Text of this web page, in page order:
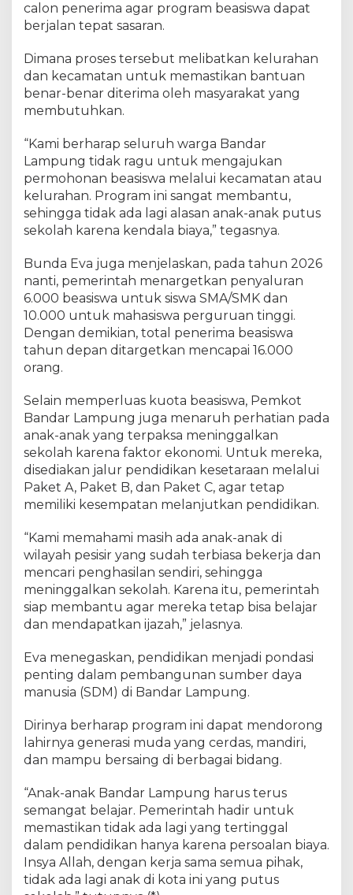
calon penerima agar program beasiswa dapat
berjalan tepat sasaran.
Dimana proses tersebut melibatkan kelurahan
dan kecamatan untuk memastikan bantuan
benar-benar diterima oleh masyarakat yang
membutuhkan.
“Kami berharap seluruh warga Bandar
Lampung tidak ragu untuk mengajukan
permohonan beasiswa melalui kecamatan atau
kelurahan. Program ini sangat membantu,
sehingga tidak ada lagi alasan anak-anak putus
sekolah karena kendala biaya,” tegasnya.
Bunda Eva juga menjelaskan, pada tahun 2026
nanti, pemerintah menargetkan penyaluran
6.000 beasiswa untuk siswa SMA/SMK dan
10.000 untuk mahasiswa perguruan tinggi.
Dengan demikian, total penerima beasiswa
tahun depan ditargetkan mencapai 16.000
orang.
Selain memperluas kuota beasiswa, Pemkot
Bandar Lampung juga menaruh perhatian pada
anak-anak yang terpaksa meninggalkan
sekolah karena faktor ekonomi. Untuk mereka,
disediakan jalur pendidikan kesetaraan melalui
Paket A, Paket B, dan Paket C, agar tetap
memiliki kesempatan melanjutkan pendidikan.
“Kami memahami masih ada anak-anak di
wilayah pesisir yang sudah terbiasa bekerja dan
mencari penghasilan sendiri, sehingga
meninggalkan sekolah. Karena itu, pemerintah
siap membantu agar mereka tetap bisa belajar
dan mendapatkan ijazah,” jelasnya.
Eva menegaskan, pendidikan menjadi pondasi
penting dalam pembangunan sumber daya
manusia (SDM) di Bandar Lampung.
Dirinya berharap program ini dapat mendorong
lahirnya generasi muda yang cerdas, mandiri,
dan mampu bersaing di berbagai bidang.
“Anak-anak Bandar Lampung harus terus
semangat belajar. Pemerintah hadir untuk
memastikan tidak ada lagi yang tertinggal
dalam pendidikan hanya karena persoalan biaya.
Insya Allah, dengan kerja sama semua pihak,
tidak ada lagi anak di kota ini yang putus